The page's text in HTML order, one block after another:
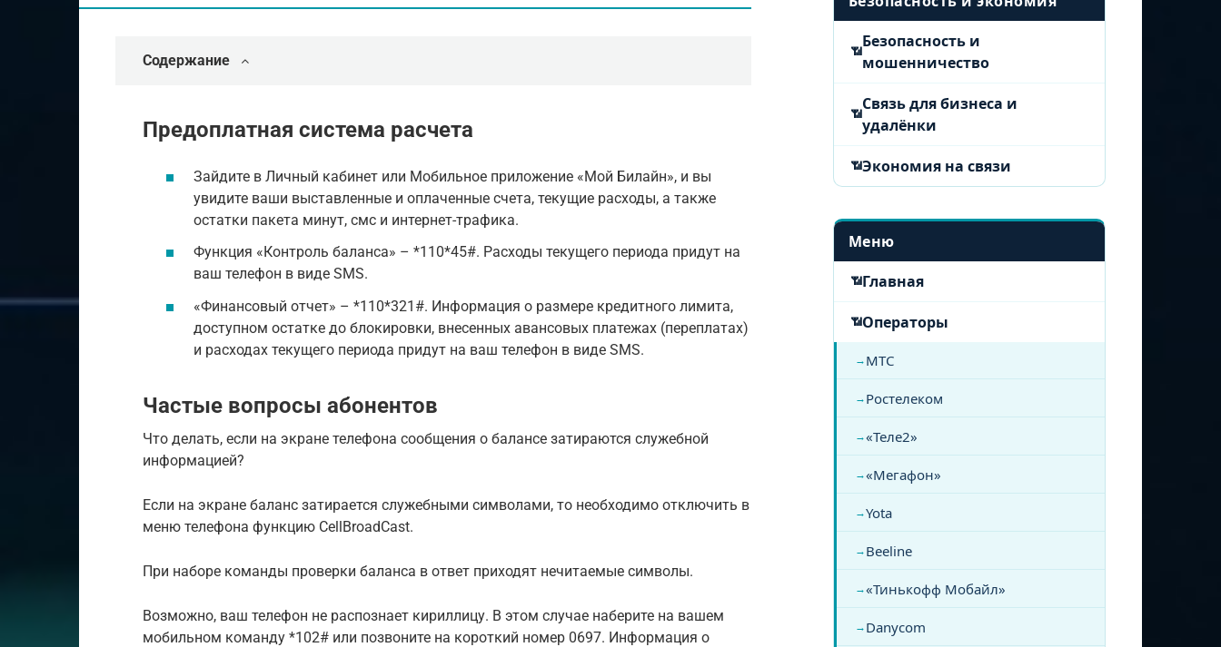
Содержание
Предоплатная система расчета
Зайдите в Личный кабинет или Мобильное приложение «Мой Билайн», и вы
увидите ваши выставленные и оплаченные счета, текущие расходы, а также
остатки пакета минут, смс и интернет-трафика.
Функция «Контроль баланса» – *110*45#. Расходы текущего периода придут на
ваш телефон в виде SMS.
«Финансовый отчет» – *110*321#. Информация о размере кредитного лимита,
доступном остатке до блокировки, внесенных авансовых платежах (переплатах)
и расходах текущего периода придут на ваш телефон в виде SMS.
Частые вопросы абонентов
Что делать, если на экране телефона сообщения о балансе затираются служебной
информацией?
Если на экране баланс затирается служебными символами, то необходимо отключить в
меню телефона функцию CellBroadCast.
При наборе команды проверки баланса в ответ приходят нечитаемые символы.
Возможно, ваш телефон не распознает кириллицу. В этом случае наберите на вашем
мобильном команду *102# или позвоните на короткий номер 0697. Информация о
Безопасность и
мошенничество
Связь для бизнеса и
удалёнки
Экономия на связи
Меню
Главная
Операторы
МТС
Ростелеком
«Теле2»
«Мегафон»
Yota
Beeline
«Тинькофф Мобайл»
Danycom